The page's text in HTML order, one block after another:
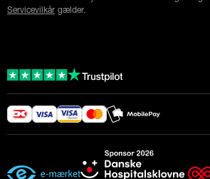
Servicevilkår gælder.